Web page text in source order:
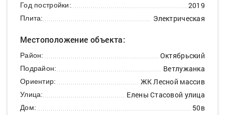
Год постройки: 2019
Плита: Электрическая
Местоположение объекта:
Район: Октябрьский
Подрайон: Ветлужанка
Ориентир: ЖК Лесной массив
Улица: Елены Стасовой улица
Дом: 50в